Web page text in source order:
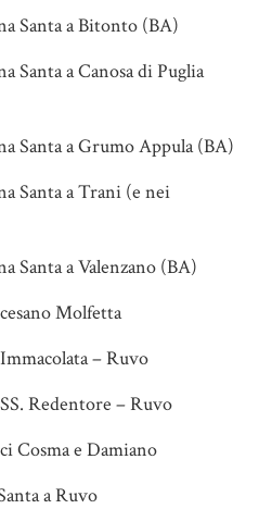
Santa a Bitonto (BA)
Santa a Canosa di Puglia
Santa a Grumo Appula (BA)
Santa a Trani (e nei
Santa a Valenzano (BA)
Molfetta
– Ruvo
Redentore – Ruvo
Cosma e Damiano
a Ruvo